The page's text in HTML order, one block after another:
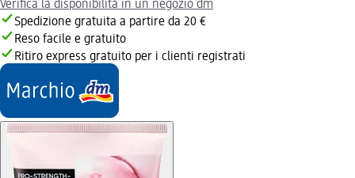
Verifica la disponibilità in un negozio dm
Spedizione gratuita a partire da 20 €
Reso facile e gratuito
Ritiro express gratuito per i clienti registrati